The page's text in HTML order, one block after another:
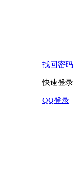
找回密码
快速登录
QQ登录